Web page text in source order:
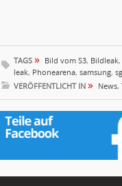
TAGS » Bild vom S3, Bildleak,
leak, Phonearena, samsung,
VERÖFFENTLICHT IN » News,